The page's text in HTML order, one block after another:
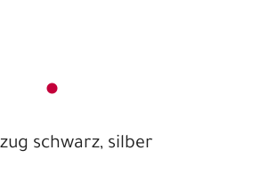
schwarz, silber